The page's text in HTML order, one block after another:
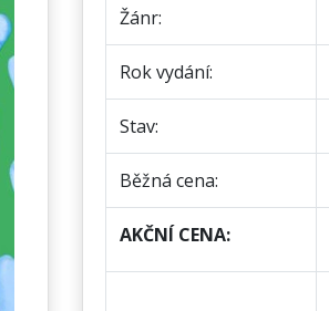
Žánr:
Rok vydání:
Stav:
Běžná cena:
AKČNÍ CENA: